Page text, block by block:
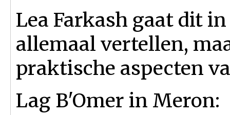
Lea Farkash gaat dit
allemaal vertellen,
praktische aspecten
Lag B'Omer in Meron: